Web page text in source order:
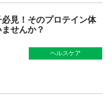
見！そのプロテイン体
せんか？
ヘルスケア